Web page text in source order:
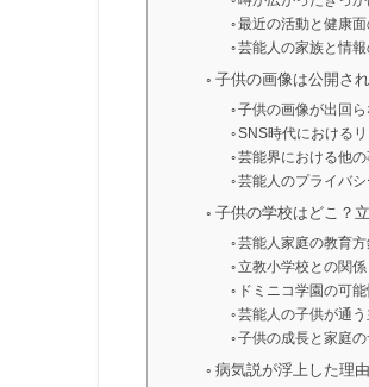
最近の活動と健康
芸能人の家族と情
子供の画像は公開さ
子供の画像が出回
SNS時代における
芸能界における他
芸能人のプライバ
子供の学校はどこ？
芸能人家庭の教育
立教小学校との関係
ドミニコ学園の可能
芸能人の子供が通
子供の成長と家庭の
病気説が浮上した理